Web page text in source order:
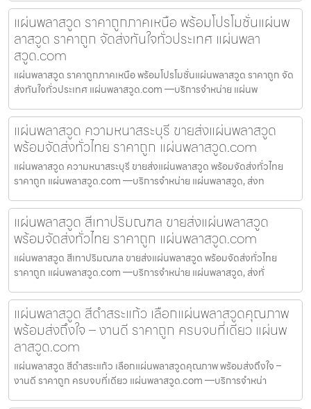
แผ่นพลาสวูด ราคาถูกภาคเหนือ พร้อมโปรโมชั่นแผ่นพ
ลาสวูด ราคาถูก จัดส่งทันใจทั่วประเทศ แผ่นพลา
สวูด.com
แผ่นพลาสวูด ราคาถูกภาคเหนือ พร้อมโปรโมชั่นแผ่นพลาสวูด ราคาถูก จัด
ส่งทันใจทั่วประเทศ แผ่นพลาสวูด.com —บริการจำหน่าย แผ่นพ
แผ่นพลาสวูด ความหนาสระบุรี ขายส่งแผ่นพลาสวูด
พร้อมจัดส่งทั่วไทย ราคาถูก แผ่นพลาสวูด.com
แผ่นพลาสวูด ความหนาสระบุรี ขายส่งแผ่นพลาสวูด พร้อมจัดส่งทั่วไทย
ราคาถูก แผ่นพลาสวูด.com —บริการจำหน่าย แผ่นพลาสวูด, ส่งท
แผ่นพลาสวูด สีเทาปริมณฑล ขายส่งแผ่นพลาสวูด
พร้อมจัดส่งทั่วไทย ราคาถูก แผ่นพลาสวูด.com
แผ่นพลาสวูด สีเทาปริมณฑล ขายส่งแผ่นพลาสวูด พร้อมจัดส่งทั่วไทย
ราคาถูก แผ่นพลาสวูด.com —บริการจำหน่าย แผ่นพลาสวูด, ส่งทั่
แผ่นพลาสวูด สีดำสระแก้ว เลือกแผ่นพลาสวูดคุณภาพ
พร้อมส่งถึงใจ – งานดี ราคาถูก ครบจบที่เดียว แผ่นพ
ลาสวูด.com
แผ่นพลาสวูด สีดำสระแก้ว เลือกแผ่นพลาสวูดคุณภาพ พร้อมส่งถึงใจ –
งานดี ราคาถูก ครบจบที่เดียว แผ่นพลาสวูด.com —บริการจำหน่า